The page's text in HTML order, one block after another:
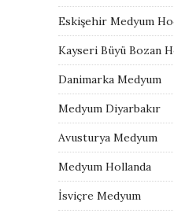
Eskişehir Medyum
Kayseri Büyü Bozan
Danimarka Medyum
Medyum Diyarbakır
Avusturya Medyum
Medyum Hollanda
İsviçre Medyum